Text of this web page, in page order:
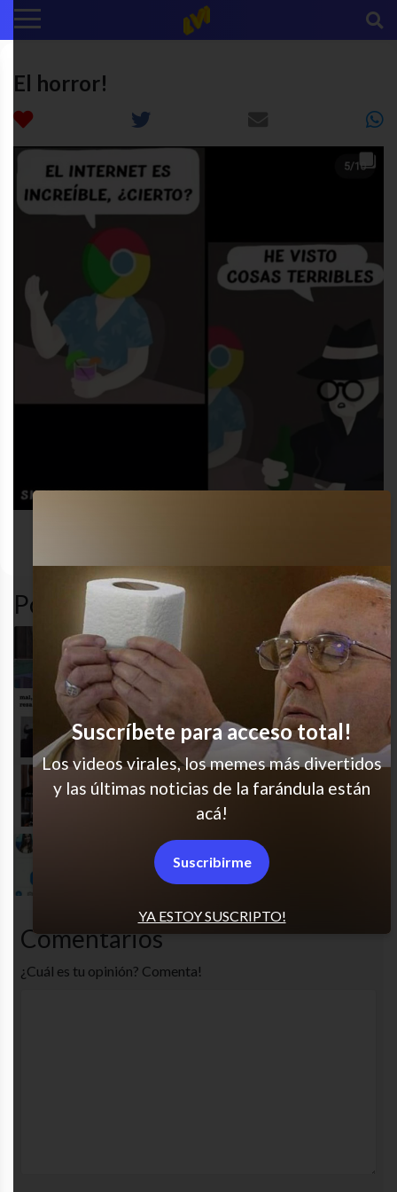
El horror!
Popular en LVI
Buen intento
Me pasó
100% real
Copate, Débora!
Comentarios
¿Cuál es tu opinión? Comenta!
YA ESTOY SUSCRIPTO!
Suscríbete para acceso total!
Los videos virales, los memes más divertidos
y las últimas noticias de la farándula están
acá!
Suscribirme